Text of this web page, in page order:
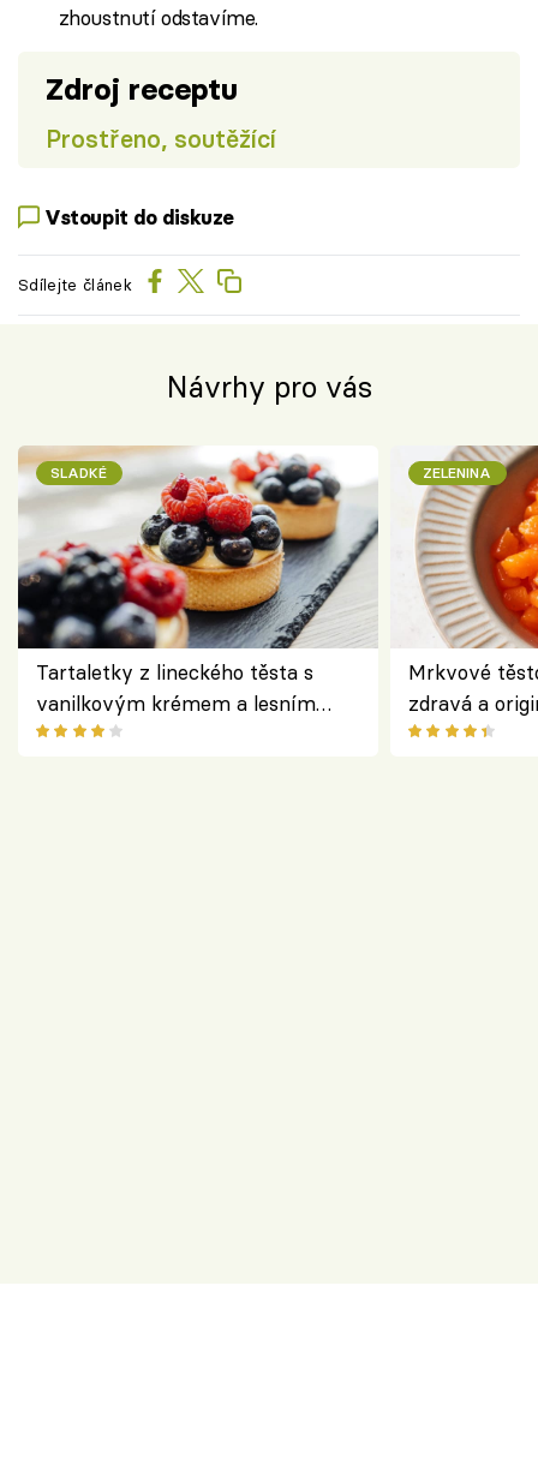
zhoustnutí odstavíme.
Zdroj receptu
Prostřeno, soutěžící
Vstoupit do diskuze
Sdílejte článek
Návrhy pro vás
SLADKÉ
Tartaletky z lineckého těsta s
vanilkovým krémem a lesním
ovocem podle Bread Society
ZELENINA
Mrkvové
zdravá a
klasiky